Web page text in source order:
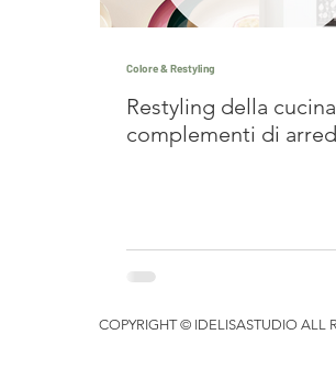
Colore & Restyling
Restyling della
complementi di
COPYRIGHT © IDELISASTUDIO ALL